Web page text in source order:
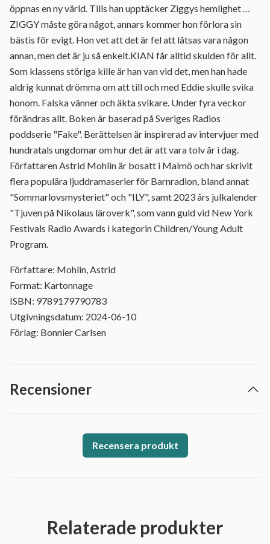
öppnas en ny värld. Tills han upptäcker Ziggys hemlighet …
ZIGGY måste göra något, annars kommer hon förlora sin
bästis för evigt. Hon vet att det är fel att låtsas vara någon
annan, men det är ju så enkelt.KIAN får alltid skulden för allt.
Som klassens störiga kille är han van vid det, men han hade
aldrig kunnat drömma om att till och med Eddie skulle svika
honom. Falska vänner och äkta svikare. Under fyra veckor
förändras allt. Boken är baserad på Sveriges Radios
poddserie "Fake". Berättelsen är inspirerad av intervjuer med
hundratals ungdomar om hur det är att vara tolv år i dag.
Författaren Astrid Mohlin är bosatt i Malmö och har skrivit
flera populära ljuddramaserier för Barnradion, bland annat
"Sommarlovsmysteriet" och "ILY", samt 2023 års julkalender
"Tjuven på Nikolaus läroverk", som vann guld vid New York
Festivals Radio Awards i kategorin Children/Young Adult
Program.
Författare: Mohlin, Astrid
Format: Kartonnage
ISBN: 9789179790783
Utgivningsdatum: 2024-06-10
Förlag: Bonnier Carlsen
Recensioner
Recensera produkt
Relaterade produkter